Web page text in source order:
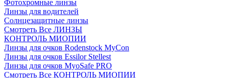
Фотохромные линзы
Линзы для водителей
Солнцезащитные линзы
Смотреть Все ЛИНЗЫ
КОНТРОЛЬ МИОПИИ
Линзы для очков Rodenstock MyCon
Линзы для очков Essilor Stellest
Линзы для очков MyoSafe PRO
Смотреть Все КОНТРОЛЬ МИОПИИ